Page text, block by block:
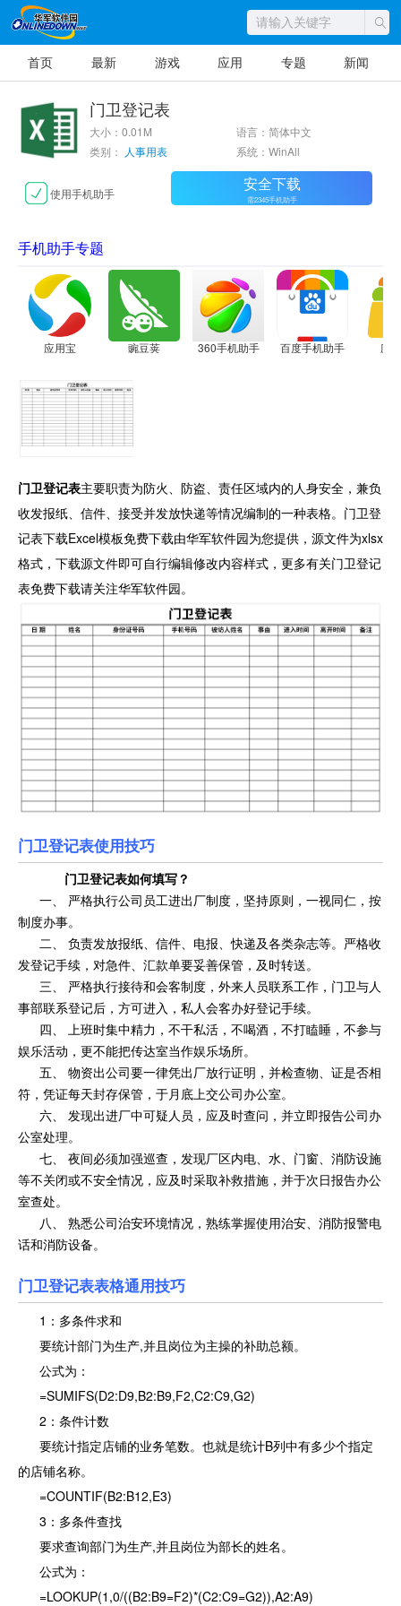
首页 最新 游戏 应用 专题 新闻
门卫登记表
大小：0.01M
语言：简体中文
类别：
人事用表 系统：WinAll
使用手机助手 安全下载
需2345手机助手
手机助手专题
应用宝 豌豆荚 360手机助手 百度手机助手 应
门卫登记表主要职责为防火、防盗、责任区域内的人身安全，兼负
收发报纸、信件、接受并发放快递等情况编制的一种表格。门卫登
记表下载Excel模板免费下载由华军软件园为您提供，源文件为xlsx
格式，下载源文件即可自行编辑修改内容样式，更多有关门卫登记
表免费下载请关注华军软件园。
门卫登记表使用技巧
门卫登记表如何填写？
一、 严格执行公司员工进出厂制度，坚持原则，一视同仁，按
制度办事。
二、 负责发放报纸、信件、电报、快递及各类杂志等。严格收
发登记手续，对急件、汇款单要妥善保管，及时转送。
三、 严格执行接待和会客制度，外来人员联系工作，门卫与人
事部联系登记后，方可进入，私人会客办好登记手续。
四、 上班时集中精力，不干私活，不喝酒，不打瞌睡，不参与
娱乐活动，更不能把传达室当作娱乐场所。
五、 物资出公司要一律凭出厂放行证明，并检查物、证是否相
符，凭证每天封存保管，于月底上交公司办公室。
六、 发现出进厂中可疑人员，应及时查问，并立即报告公司办
公室处理。
七、 夜间必须加强巡查，发现厂区内电、水、门窗、消防设施
等不关闭或不安全情况，应及时采取补救措施，并于次日报告办公
室查处。
八、 熟悉公司治安环境情况，熟练掌握使用治安、消防报警电
话和消防设备。
门卫登记表表格通用技巧
1：多条件求和
要统计部门为生产,并且岗位为主操的补助总额。
公式为：
=SUMIFS(D2:D9,B2:B9,F2,C2:C9,G2)
2：条件计数
要统计指定店铺的业务笔数。也就是统计B列中有多少个指定
的店铺名称。
=COUNTIF(B2:B12,E3)
3：多条件查找
要求查询部门为生产,并且岗位为部长的姓名。
公式为：
=LOOKUP(1,0/((B2:B9=F2)*(C2:C9=G2)),A2:A9)